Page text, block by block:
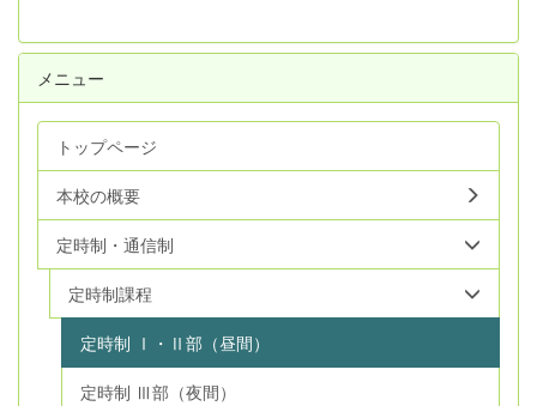
メニュー
トップページ
本校の概要
定時制・通信制
定時制課程
定時制 Ⅰ・Ⅱ部（昼間）
定時制 Ⅲ部（夜間）